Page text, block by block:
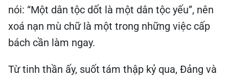
nói: “Một dân tộc dốt là một dân tộc yếu”, nên
xoá nạn mù chữ là một trong những việc cấp
bách cần làm ngay.
Từ tinh thần ấy, suốt tám thập kỷ qua, Đảng và